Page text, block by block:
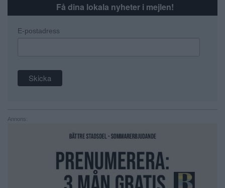
Få dina lokala nyheter i mejlen!
E-postadress
Annons: